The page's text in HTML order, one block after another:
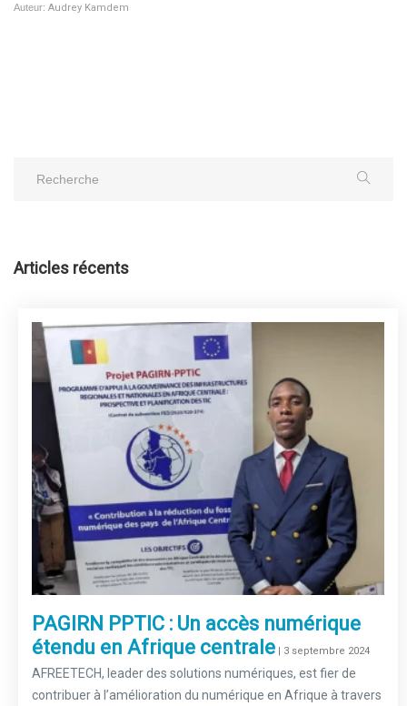
Auteur: Audrey Kamdem
Articles récents
PAGIRN PPTIC : Un accès numérique
étendu en Afrique centrale | 3 septembre 2024
AFREETECH, leader des solutions numériques, est fier de
contribuer à l’amélioration du numérique en Afrique à travers